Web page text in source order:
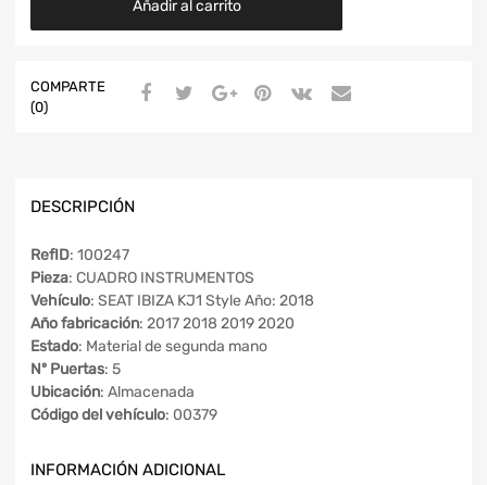
Añadir al carrito
COMPARTE
(0)
DESCRIPCIÓN
RefID: 100247
Pieza: CUADRO INSTRUMENTOS
Vehículo: SEAT IBIZA KJ1 Style Año: 2018
Año fabricación: 2017 2018 2019 2020
Estado: Material de segunda mano
Nº Puertas: 5
Ubicación: Almacenada
Código del vehículo: 00379
INFORMACIÓN ADICIONAL